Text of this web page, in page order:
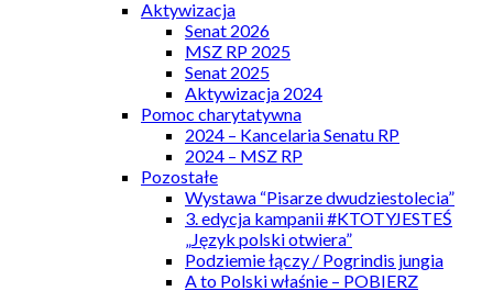
Aktywizacja
Senat 2026
MSZ RP 2025
Senat 2025
Aktywizacja 2024
Pomoc charytatywna
2024 – Kancelaria Senatu RP
2024 – MSZ RP
Pozostałe
Wystawa “Pisarze dwudziestolecia”
3. edycja kampanii #KTOTYJESTEŚ
„Język polski otwiera”
Podziemie łączy / Pogrindis jungia
A to Polski właśnie – POBIERZ